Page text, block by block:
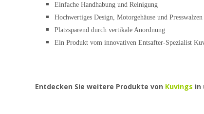
Einfache Handhabung und Reinigung
Hochwertiges Design, Motorgehäuse und Presswalzen
Platzsparend durch vertikale Anordnung
Ein Produkt vom innovativen Entsafter-Spezialist
Entdecken Sie weitere Produkte von Kuvings in